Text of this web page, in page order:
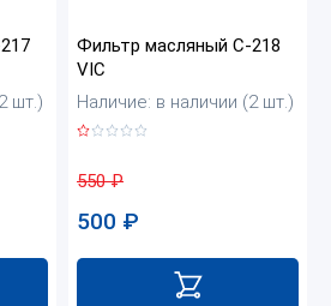
шт.)
Фильтр масляный C-218
VIC
Наличие: в наличии (2 шт.)
550₽
500 ₽